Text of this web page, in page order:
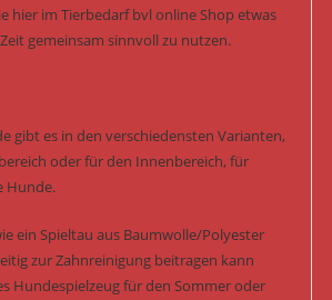
hier im Tierbedarf bvl online Shop etwas
gemeinsam sinnvoll zu nutzen.
gibt es in den verschiedensten Varianten,
oder für den Innenbereich, für
Hunde.
ein Spieltau aus Baumwolle/Polyester
zur Zahnreinigung beitragen kann
Hundespielzeug für den Sommer oder